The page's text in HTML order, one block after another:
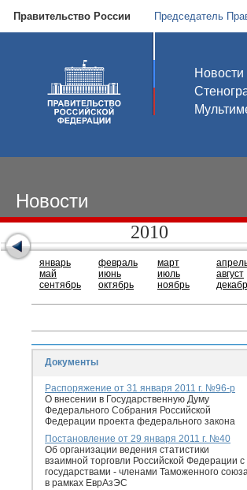
Правительство России Председатель
Новости
Новости
2010
январь
май
сентябрь
февраль
июнь
октябрь
март
июль
ноябрь
август
Документы
Распоряжение от 31 января 2011 г. №96-р
О внесении в Государственную Думу
Федерального Собрания Российской
Федерации проекта федерального закона
Постановление от 29 января 2011 г. №40
Об организации ведения статистики
взаимной торговли Российской Федерации с
государствами - членами Таможенного
в рамках ЕврАзЭС